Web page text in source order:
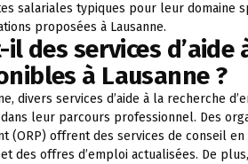
salariales typiques pour leur domaine
proposées à Lausanne.
des services d’aide
à Lausanne ?
divers services d’aide à la recherche
dans leur parcours professionnel. Des
(ORP) offrent des services de conseil
des offres d’emploi actualisées. De